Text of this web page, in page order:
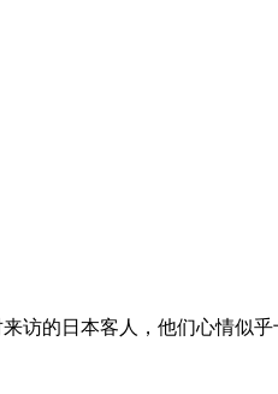
访的日本客人，他们心情似乎